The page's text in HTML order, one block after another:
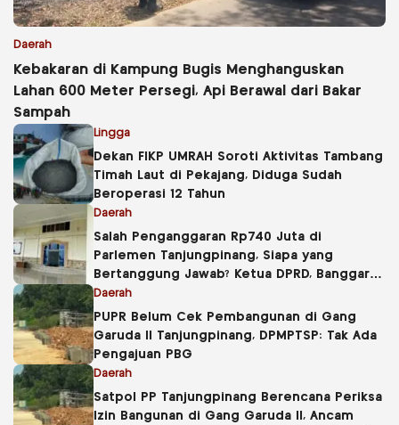
Daerah
Kebakaran di Kampung Bugis Menghanguskan
Lahan 600 Meter Persegi, Api Berawal dari Bakar
Sampah
Lingga
Dekan FIKP UMRAH Soroti Aktivitas Tambang
Timah Laut di Pekajang, Diduga Sudah
Beroperasi 12 Tahun
Daerah
Salah Penganggaran Rp740 Juta di
Parlemen Tanjungpinang, Siapa yang
Bertanggung Jawab? Ketua DPRD, Banggar
atau Sekretaris DPRD?
Daerah
PUPR Belum Cek Pembangunan di Gang
Garuda II Tanjungpinang, DPMPTSP: Tak Ada
Pengajuan PBG
Daerah
Satpol PP Tanjungpinang Berencana Periksa
Izin Bangunan di Gang Garuda II, Ancam